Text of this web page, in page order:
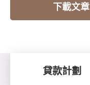
下載文章
貸款計劃